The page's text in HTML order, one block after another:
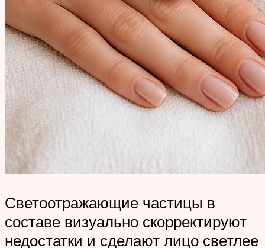
Светоотражающие частицы в
составе визуально скорректируют
недостатки и сделают лицо светлее